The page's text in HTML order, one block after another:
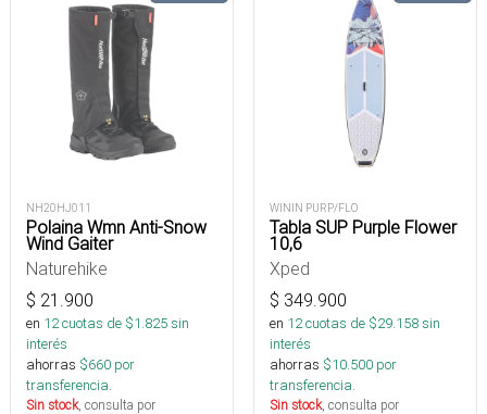
NH20HJ011
Polaina Wmn Anti-Snow
Wind Gaiter
Naturehike
$ 21.900
en 12cuotas de $1.825sin
interés
ahorras $660 por
transferencia.
Sin stock, consulta por
WININ PURP/FLO
Tabla SUP Purple Flower
10,6
Xped
$ 349.900
en 12cuotas de $29.158sin
interés
ahorras $10.500 por
transferencia.
Sin stock, consulta por